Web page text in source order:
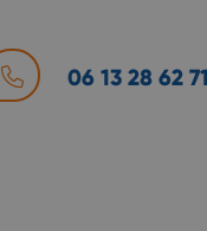
06 13 28 62